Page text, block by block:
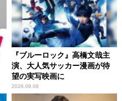
『ブルーロック』高橋文哉主
演、大人気サッカー漫画が待
望の実写映画に
2026.08.08